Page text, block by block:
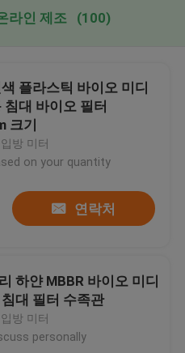
라인 제조 (100)
플라스틱 바이오 미디
침대 바이오 필터
크기
방 미터
on your quantity
연락처
하얀 MBBR 바이오 미디
대 필터 수족관
방 미터
personally